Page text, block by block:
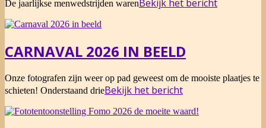
De jaarlijkse menwedstrijden warenBekijk het bericht
CARNAVAL 2026 IN BEELD
2026-
02-
Onze fotografen zijn weer op pad geweest om de mooiste plaatjes te
schieten! Onderstaand drieBekijk het bericht